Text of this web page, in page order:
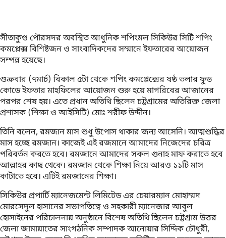
সীতাকুণ্ড পৌরসদর অবস্থিত আধুনিক শপিংমল সিকিউর সিটি শপিং
কমপ্লেক্স বিশিষ্টজন ও সাংবাদিকদের সম্মানে ইফতারের আয়োজন
সম্পন্ন হয়েছে।
শুক্রবার (৭মার্চ) বিকাল ৫টা থেকে শপিং কমপ্লেক্সের ষষ্ঠ তলার ফুড
কোডে ইফতার মাহফিলের আয়োজন শুরু হয়ে মাগরিবের আজানের
পরপর শেষ হয়। এতে প্রধান অতিথি ছিলেন চট্টগ্রামের অতিরিক্ত জেলা
প্রশাসক (শিক্ষা ও আইসিটি) মোঃ শরীফ উদ্দীন।
তিনি বলেন, রমজান মাস শুধু উপোস থাকার জন্য আসেনি। আত্মশুদ্ধির
মাস হচ্ছে রমজান। কাজেই এই রজমানে আমাদের নিজেদের চরিত্র
পরিবর্তন করতে হবে। রমজানে আমাদের সকল গুনাহ মাফ করাতে হবে
আল্লাহর কাছ থেকে। রমজান থেকে শিক্ষা নিয়ে আরও ১১টি মাস
কাটাতে হবে। এটিই রমজানের শিক্ষা।
সিকিউর প্রপার্টি ম্যানেজমেন্ট লিমিটেড এর চেয়ারম্যান মোহাম্মদ
মোরসেদুল হাসানের সভাপতিত্বে ও সহকারী ম্যানেজার আবুল
হোসাইনের পরিচালনায় অনুষ্ঠানে বিশেষ অতিথি ছিলেন চট্টগ্রাম উত্তর
জেলা জামায়াতের সাংগঠনিক সম্পাদক আনোয়ার সিদ্দিক চৌধুরী,